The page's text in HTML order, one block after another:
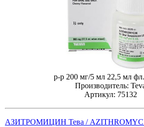
р-р 200 мг/5 мл 22,5 мл
Производитель:
Артикул: 75132
АЗИТРОМИЦИН Тева /